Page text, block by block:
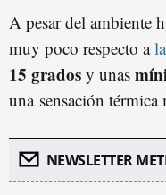
A pesar del ambiente
muy poco respecto a
15 grados y unas
una sensación
NEWSLETTER